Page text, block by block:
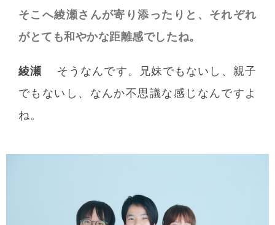
そこへ綾瀬さんが寄り添ったりと、それぞれ
がとても和やかな距離感でしたね。
綾瀬
そうなんです。兄妹でもないし、親子
でもないし、なんか不思議な感じなんですよ
ね。